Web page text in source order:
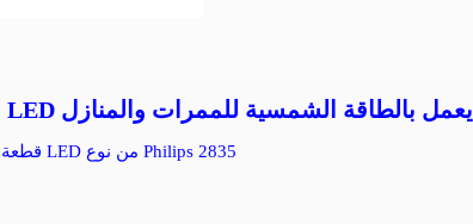
PD-C-SEL-2835-P مصباح LED يعمل بالطاقة الشمسية للممرات والمنازل
168 قطعة / 224 قطعة من مصابيح LED من نوع Philips 2835